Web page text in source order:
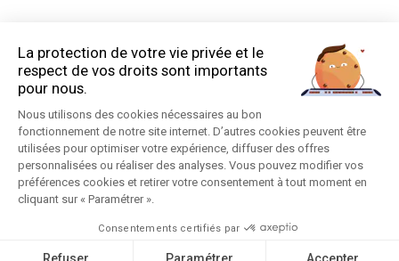
LOI APPLICABLE
L'usage de ce site web est régi par la loi française à
l'exception de toute autre législation.